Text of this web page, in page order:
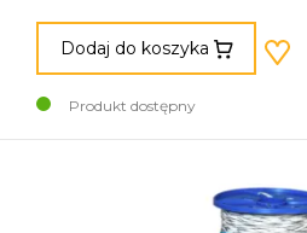
Dodaj do koszyka
Produkt dostępny